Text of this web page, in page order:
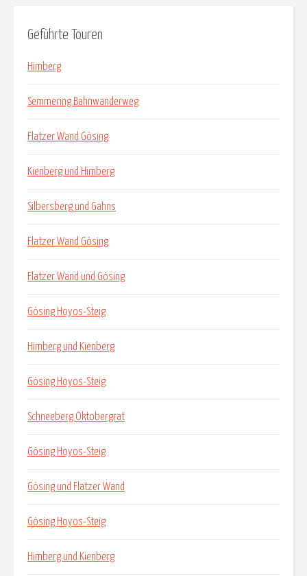
Geführte Touren
Himberg
Semmering Bahnwanderweg
Flatzer Wand Gösing
Kienberg und Himberg
Silbersberg und Gahns
Flatzer Wand Gösing
Flatzer Wand und Gösing
Gösing Hoyos-Steig
Himberg und Kienberg
Gösing Hoyos-Steig
Schneeberg Oktobergrat
Gösing Hoyos-Steig
Gösing und Flatzer Wand
Gösing Hoyos-Steig
Himberg und Kienberg